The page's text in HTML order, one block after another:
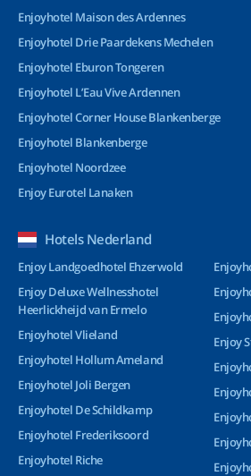
Enjoyhotel Maison des Ardennes
Enjoyhotel Drie Paardekens Mechelen
Enjoyhotel Eburon Tongeren
Enjoyhotel L’Eau Vive Ardennen
Enjoyhotel Corner House Blankenberge
Enjoyhotel Blankenberge
Enjoyhotel Noordzee
Enjoy Eurotel Lanaken
Hotels Nederland
Enjoy Landgoedhotel Ehzerwold
Enjoy Deluxe Wellnesshotel
Heerlickheijd van Ermelo
Enjoyhotel Vlieland
Enjoyhotel Hollum Ameland
Enjoyhotel Joli Bergen
Enjoyhotel De Schildkamp
Enjoyhotel Frederiksoord
Enjoyhotel Riche
Enjoy